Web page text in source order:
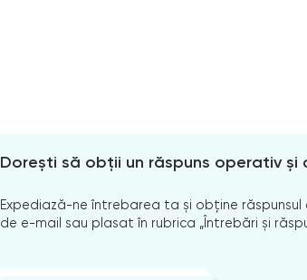
Dorești să obții un răspuns operativ și
Expediază-ne întrebarea ta și obține
de e-mail sau plasat în rubrica „Întrebări și